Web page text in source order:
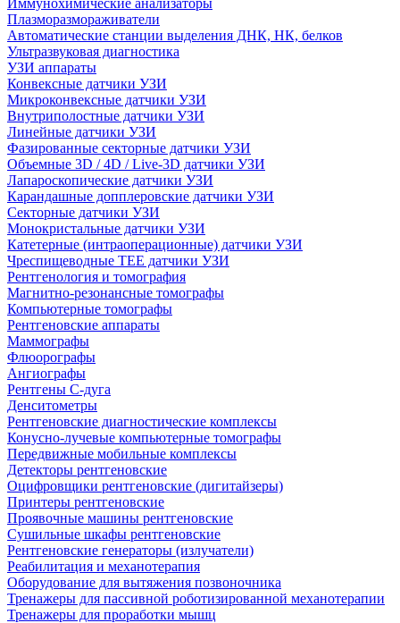
Иммунохимические анализаторы
Плазморазмораживатели
Автоматические станции выделения ДНК, НК, белков
Ультразвуковая диагностика
УЗИ аппараты
Конвексные датчики УЗИ
Микроконвексные датчики УЗИ
Внутриполостные датчики УЗИ
Линейные датчики УЗИ
Фазированные секторные датчики УЗИ
Объемные 3D / 4D / Live-3D датчики УЗИ
Лапароскопические датчики УЗИ
Карандашные допплеровские датчики УЗИ
Секторные датчики УЗИ
Монокристальные датчики УЗИ
Катетерные (интраоперационные) датчики УЗИ
Чреспищеводные TEE датчики УЗИ
Рентгенология и томография
Магнитно-резонансные томографы
Компьютерные томографы
Рентгеновские аппараты
Маммографы
Флюорографы
Ангиографы
Рентгены С-дуга
Денситометры
Рентгеновские диагностические комплексы
Конусно-лучевые компьютерные томографы
Передвижные мобильные комплексы
Детекторы рентгеновские
Оцифровщики рентгеновские (дигитайзеры)
Принтеры рентгеновские
Проявочные машины рентгеновские
Сушильные шкафы рентгеновские
Рентгеновские генераторы (излучатели)
Реабилитация и механотерапия
Оборудование для вытяжения позвоночника
Тренажеры для пассивной роботизированной механотерапии
Тренажеры для проработки мышц